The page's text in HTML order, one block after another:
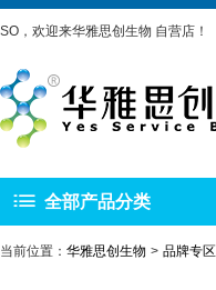
SO，欢迎来华雅思创生物 自营店！
全部产品分类
当前位置： 华雅思创生物 品牌专区